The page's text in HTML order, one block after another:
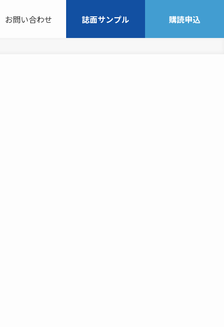
お問い合わせ 誌面サンプル 購読申込